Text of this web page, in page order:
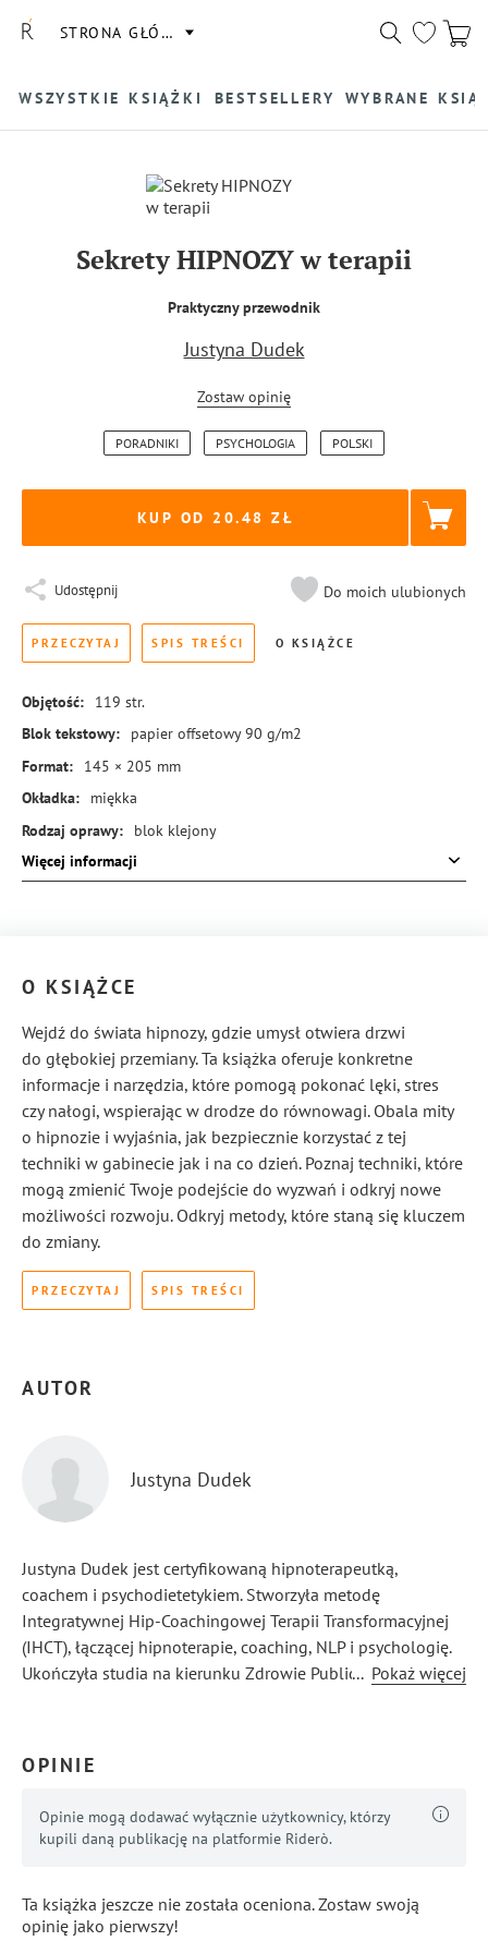
STRONA GŁÓWNA
WSZYSTKIE KSIĄŻKI BESTSELLERY WYBRANE
Sekrety HIPNOZY w terapii
Praktyczny przewodnik
Justyna Dudek
Zostaw opinię
PORADNIKI PSYCHOLOGIA POLSKI
KUP OD 20.48
Udostępnij Do moich ulubionych
PRZECZYTAJ SPIS TREŚCI O KSIĄŻCE
Objętość: 119 str.
Blok tekstowy:
papier offsetowy 90 g/m2
Format:
145 × 205 mm
Okładka:
miękka
Rodzaj oprawy:
blok klejony
ISBN:
978-83-8384-560-9
Więcej informacji
O KSIĄŻCE
Wejdź do świata hipnozy, gdzie umysł otwiera drzwi
do głębokiej przemiany. Ta książka oferuje konkretne
informacje i narzędzia, które pomogą pokonać lęki, stres
czy nałogi, wspierając w drodze do równowagi. Obala mity
o hipnozie i wyjaśnia, jak bezpiecznie korzystać z tej
techniki w gabinecie jak i na co dzień. Poznaj techniki, które
mogą zmienić Twoje podejście do wyzwań i odkryj nowe
możliwości rozwoju. Odkryj metody, które staną się kluczem
do zmiany.
PRZECZYTAJ SPIS TREŚCI
AUTOR
Justyna Dudek
Justyna Dudek jest certyfikowaną hipnoterapeutką,
coachem i psychodietetykiem. Stworzyła metodę
Integratywnej Hip-Coachingowej Terapii Transformacyjnej
(IHCT), łączącej hipnoterapie, coaching, NLP i psychologię.
Ukończyła studia na kierunku Zdrowie Publiczne,
zdobyła szerokie doświadczenie zawodowe. Jest członkiem
... Pokaż więcej
OPINIE
Opinie mogą dodawać wyłącznie użytkownicy, którzy
kupili daną publikację na platformie Riderò.
Ta książka jeszcze nie została oceniona. Zostaw swoją
opinię jako pierwszy!